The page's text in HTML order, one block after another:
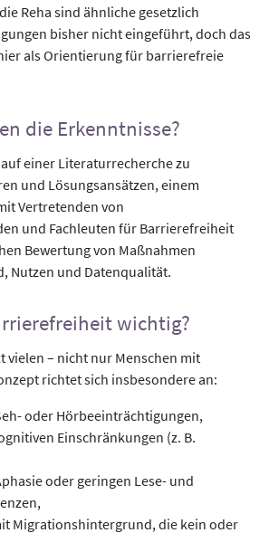
Reha sind ähnliche gesetzlich
bisher nicht eingeführt, doch das
als Orientierung für barrierefreie
die Erkenntnisse?
einer Literaturrecherche zu
und Lösungsansätzen, einem
Vertretenden von
und Fachleuten für Barrierefreiheit
Bewertung von Maßnahmen
Nutzen und Datenqualität.
wichtig?
vielen – nicht nur Menschen mit
richtet sich insbesondere an:
oder Hörbeeinträchtigungen,
Einschränkungen (z. B.
oder geringen Lese- und
Migrationshintergrund, die kein oder